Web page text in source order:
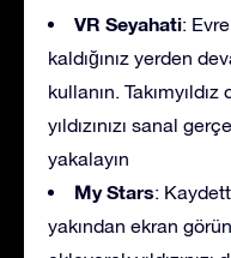
VR Seyahati:
kaldığınız yerden
kullanın.
yıldızınızı sanal
yakalayın
My Stars:
yakından ekran